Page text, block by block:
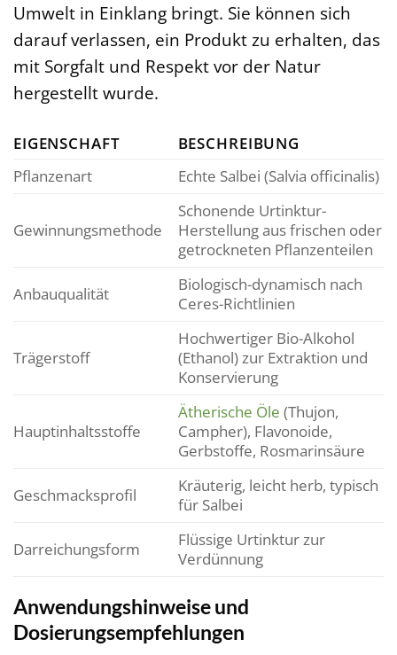
Umwelt in Einklang bringt. Sie können sich
darauf verlassen, ein Produkt zu erhalten, das
mit Sorgfalt und Respekt vor der Natur
hergestellt wurde.
EIGENSCHAFT
BESCHREIBUNG
Pflanzenart
Echte Salbei (Salvia officinalis)
Gewinnungsmethode
Schonende Urtinktur-
Herstellung aus frischen oder
getrockneten Pflanzenteilen
Anbauqualität
Biologisch-dynamisch nach
Ceres-Richtlinien
Trägerstoff
Hochwertiger Bio-Alkohol
(Ethanol) zur Extraktion und
Konservierung
Hauptinhaltsstoffe
Ätherische Öle (Thujon,
Campher), Flavonoide,
Gerbstoffe, Rosmarinsäure
Geschmacksprofil
Kräuterig, leicht herb, typisch
für Salbei
Darreichungsform
Flüssige Urtinktur zur
Verdünnung
Anwendungshinweise und
Dosierungsempfehlungen